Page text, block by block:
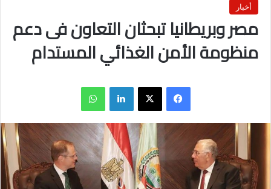
أخبار
مصر وبريطانيا تبحثان التعاون فى دعم
منظومة الأمن الغذائي المستدام
فيسبوك X لينكدإن